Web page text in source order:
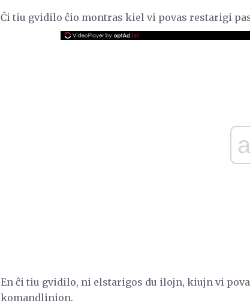
Ĉi tiu gvidilo ĉio montras kiel vi povas restarigi
En ĉi tiu gvidilo, ni elstarigos du ilojn, kiujn vi
komandlinion.